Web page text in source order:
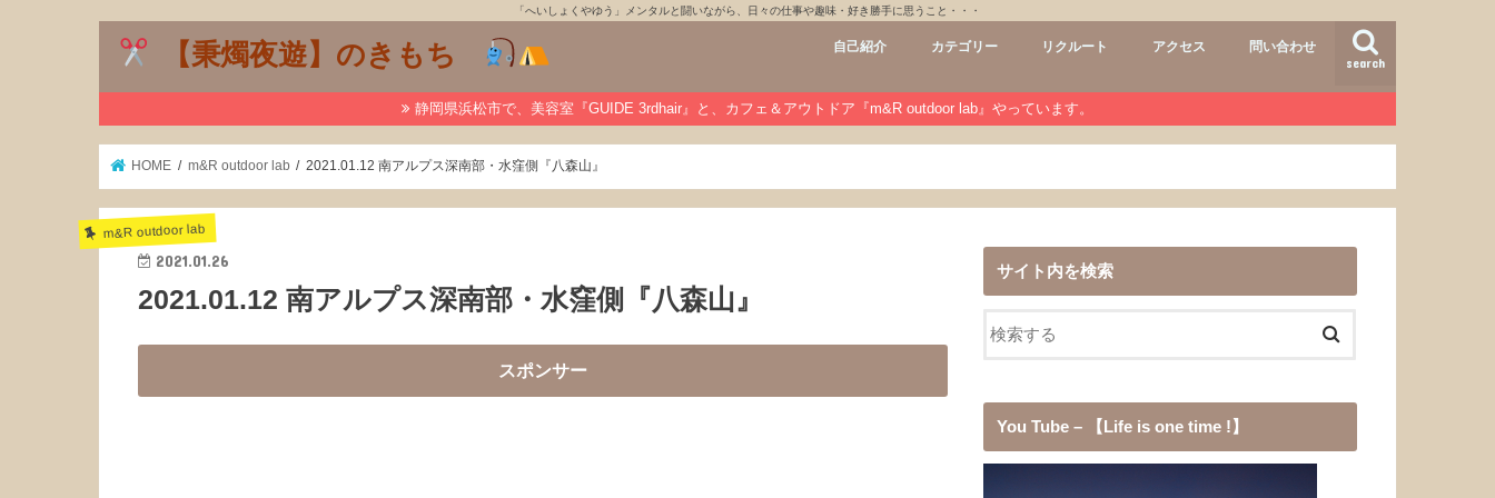
「へいしょくやゆう」メンタルと闘いながら、日々の仕事や趣味・好き勝手に思うこと・・・
【秉燭夜遊】のきもち search
自己紹介 カテゴリー
GUIDE 3rdhair おすすめメニュー
ヘアースタイル
商品
m&R outdoor lab ワンコ
道具
private 愛犬チョコ
渓流釣り
登山
未分類
リクルート アクセス 問い合わせ
静岡県浜松市で、美容室『GUIDE 3rdhair』と、カフェ＆アウトドア『m&R outdoor lab』やっています。
HOME m&R outdoor lab 2021.01.12 南アルプス深南部・水窪側『八森山』
m&R outdoor lab
2021.01.26
2021.01.12 南アルプス深南部・水窪側『八森山』
スポンサー
サイト内を検索
You Tube – 【Life is one time !】